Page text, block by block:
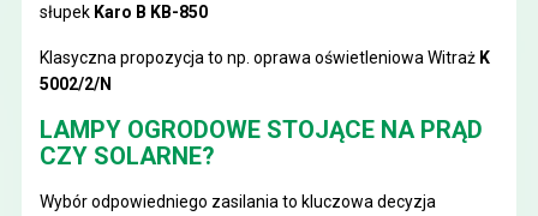
słupek Karo B KB-850
Klasyczna propozycja to np. oprawa oświetleniowa Witraż K
5002/2/N
LAMPY OGRODOWE STOJĄCE NA PRĄD
CZY SOLARNE?
Wybór odpowiedniego zasilania to kluczowa decyzja